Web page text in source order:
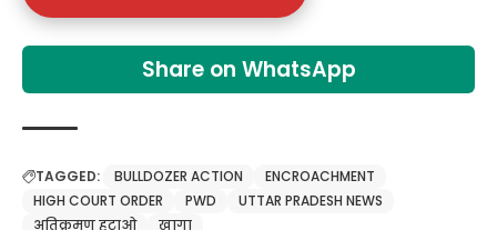
Share on WhatsApp
TAGGED: BULLDOZER ACTION
ENCROACHMENT
HIGH COURT ORDER
PWD
UTTAR PRADESH NEWS
अतिक्रमण हटाओ
खागा